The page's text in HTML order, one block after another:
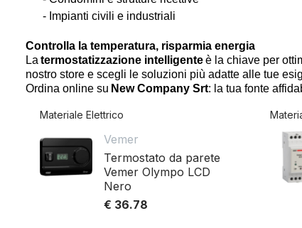
- Impianti civili e industriali
Controlla la temperatura, risparmia energia
La termostatizzazione intelligenteè la chiave per
nostro store e scegli le soluzioni più adatte alle tue
Ordina online su New Company Srt: la tua fonte
Materiale Elettrico
Vemer
Termostato da parete
Vemer Olympo LCD
Nero
€ 36.78